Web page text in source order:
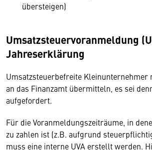
übersteigen)
Umsatzsteuervoranmeldung
Jahreserklärung
Umsatzsteuerbefreite Kleinunternehmer
an das Finanzamt übermitteln, es sei
aufgefordert.
Für die Voranmeldungszeiträume, in
zu zahlen ist (z.B. aufgrund
muss eine interne UVA erstellt werden.